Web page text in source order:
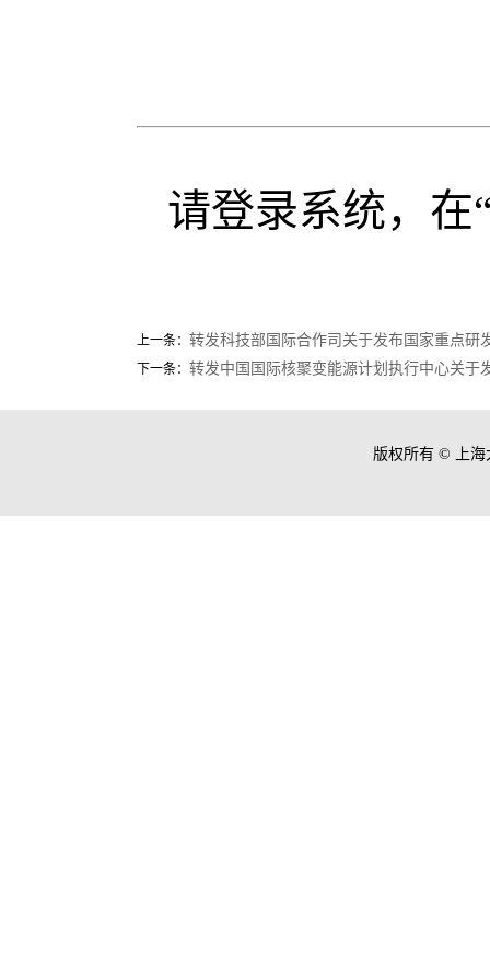
请登录系统，在
上一条： 转发科技部国际合作司关于发布国家重点研
下一条： 转发中国国际核聚变能源计划执行中心关于
版权所有 © 上海